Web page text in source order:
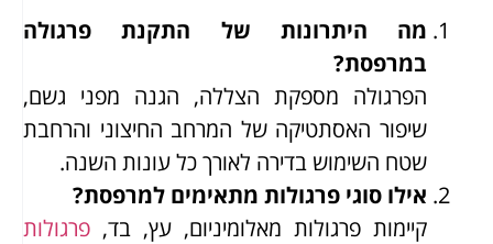
מה היתרונות של התקנת פרגולה
במרפסת?
הפרגולה מספקת הצללה, הגנה מפני גשם,
שיפור האסתטיקה של המרחב החיצוני והרחבת
שטח השימוש בדירה לאורך כל עונות השנה.
אילו סוגי פרגולות מתאימים למרפסת?
קיימות פרגולות מאלומיניום, עץ, בד, פרגולות